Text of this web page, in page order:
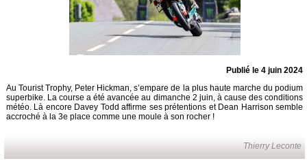
Publié le 4 juin 2024
Au Tourist Trophy, Peter Hickman, s’empare de la plus haute marche du podium
superbike. La course a été avancée au dimanche 2 juin, à cause des conditions
météo. Là encore Davey Todd affirme ses prétentions et Dean Harrison semble
accroché à la 3e place comme une moule à son rocher !
Thierry Leconte